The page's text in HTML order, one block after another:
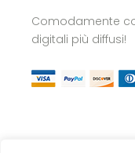
Comodamente
digitali più diffusi!